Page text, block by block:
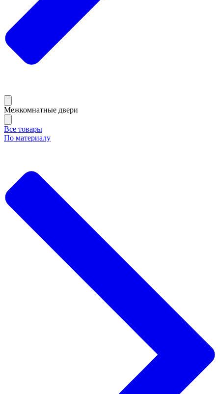
Межкомнатные двери
Все товары
По материалу